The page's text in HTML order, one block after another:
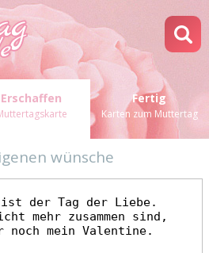
Erschaffen Fertig
Karten zum Muttertag
wünsche